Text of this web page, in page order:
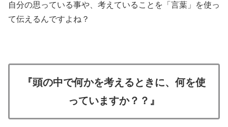
自分の思っている事や、考えていることを「言葉」を使っ
て伝えるんですよね？
『頭の中で何かを考えるときに、何を使
っていますか？？』